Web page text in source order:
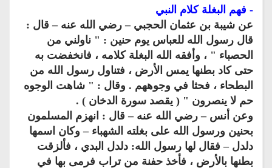
- فهم البغلة كلام النبي
عن شيبة بن عثمان الحجبي – رضي الله عنه – قال :
قال رسول الله للعباس يوم حنين : " ناولني من
الحصباء " ، وأفقه الله البغلة كلامه ، فانخفضت به
حتى كاد بطنها يمس الأرض ، فتناول رسول الله من
البطحاء ، فحثا في وجوههم . وقال : " شاهت الوجوه
حم لا ينصرون " ( يقصد سورة الدخان ) .
وعن أنس – رضي الله عنه – قال : انهزم المسلمون
بحنين ورسول الله على بغلته الشهباء – وكان اسمها
دلدل – فقال لها رسول الله: دلدل البدي ، فألزقت
بطنها بالأرض ، فأخذ حفنة من تراب فرمى بها في